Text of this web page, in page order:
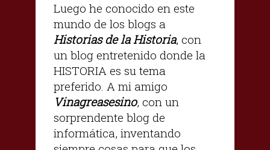
Luego he conocido en este
mundo de los blogs a
Historias de la Historia, con
un blog entretenido donde la
HISTORIA es su tema
preferido. A mi amigo
Vinagreasesino, con un
sorprendente blog de
informática, inventando